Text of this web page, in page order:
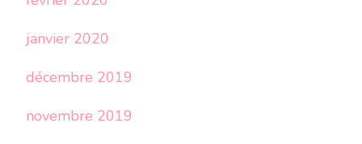
janvier 2020
décembre 2019
novembre 2019